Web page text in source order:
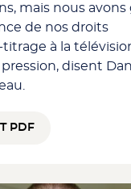
mais nous
de nos droits
titrage à la
disent
PDF